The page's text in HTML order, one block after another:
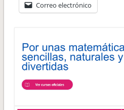
Correo electrónico